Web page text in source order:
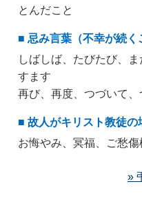
とんだこと
■ 忌み言葉（不幸が続く
しばしば、たびたび、
すます
再び、再度、つづいて
■ 故人がキリスト教徒の
お悔やみ、冥福、ご愁
»